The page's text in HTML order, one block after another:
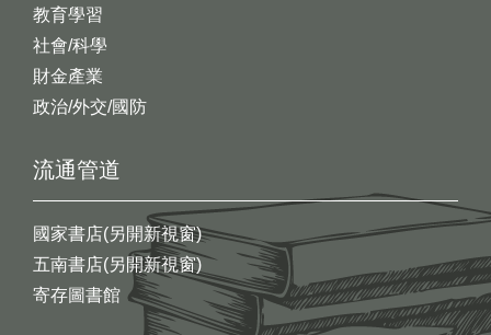
教育學習
社會/科學
財金產業
政治/外交/國防
流通管道
國家書店(另開新視窗)
五南書店(另開新視窗)
寄存圖書館